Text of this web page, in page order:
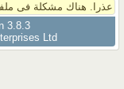
عذرا. هناك مشكلة فى
3.8.3
Ltd.